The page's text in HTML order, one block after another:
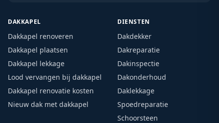
DAKKAPEL
Dakkapel renoveren
Dakkapel plaatsen
Dakkapel lekkage
Lood vervangen bij dakkapel
Dakkapel renovatie kosten
Nieuw dak met dakkapel
DIENSTEN
Dakdekker
Dakreparatie
Dakinspectie
Dakonderhoud
Daklekkage
Spoedreparatie
Schoorsteen